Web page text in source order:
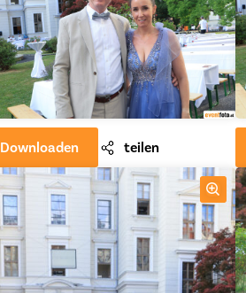
Downloaden teilen